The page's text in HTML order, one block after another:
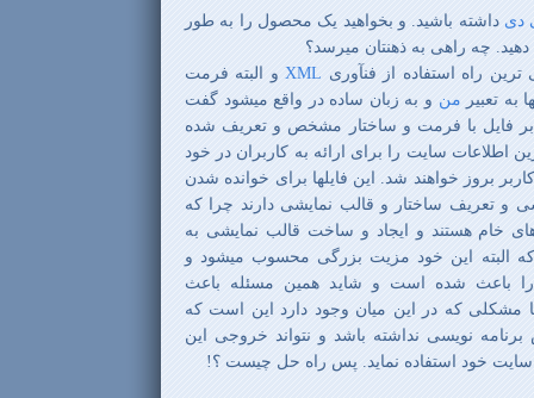
دی داشته باشید. و بخواهید یک محصول را به طور
چه راهی به ذهنتان میرسد؟
راه استفاده از فنآوری XMLو البته فرمت
به تعبیر من و به زبان ساده در واقع میشود گفت
بر فایل با فرمت و ساختار مشخص و تعریف شده
اطلاعات سایت را برای ارائه به کاربران در خود
بروز خواهند شد. این فایلها برای خوانده شدن
و تعریف ساختار و قالب نمایشی دارند چرا که
های خام هستند و ایجاد و ساخت قالب نمایشی به
که البته این خود مزیت بزرگی محسوب میشود و
را باعث شده است و شاید همین مسئله باعث
مشکلی که در این میان وجود دارد این است که
برنامه نویسی نداشته باشد و نتواند خروجی این
سایت خود استفاده نماید. پس راه حل چیست ؟!